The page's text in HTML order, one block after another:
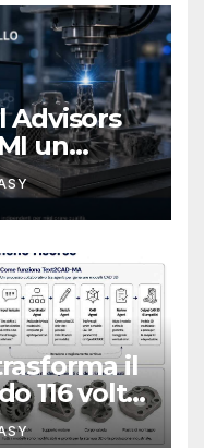
Advisors
un
3D
alla filiera
il
116 volte